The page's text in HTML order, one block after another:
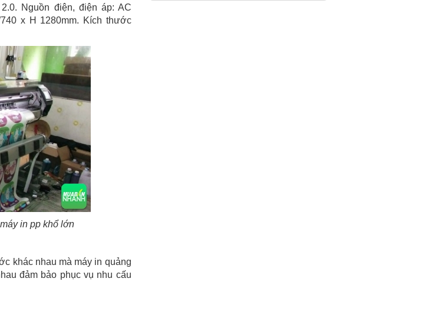
Nguồn điện, điện áp: AC
x H 1280mm. Kích thước
in pp khổ lớn
khác nhau mà máy in quảng
đảm bảo phục vụ nhu cấu